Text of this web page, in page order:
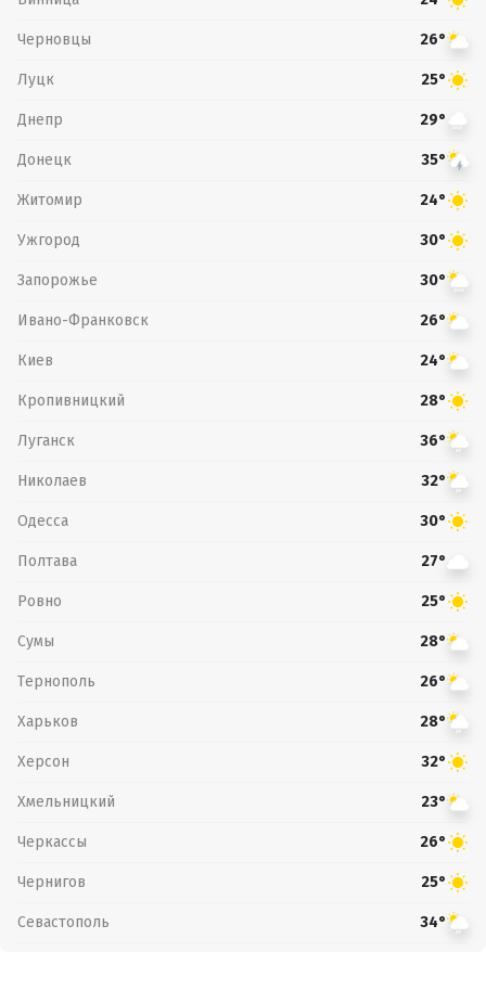
Черновцы 26°
Луцк 25°
Днепр 29°
Донецк 35°
Житомир 24°
Ужгород 30°
Запорожье 30°
Ивано-Франковск 26°
Киев 24°
Кропивницкий 28°
Луганск 36°
Николаев 32°
Одесса 30°
Полтава 27°
Ровно 25°
Сумы 28°
Тернополь 26°
Харьков 28°
Херсон 32°
Хмельницкий 23°
Черкассы 26°
Чернигов 25°
Севастополь 34°